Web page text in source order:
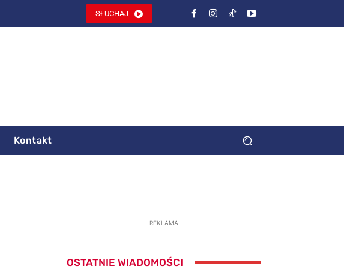
SŁUCHAJ
Kontakt
REKLAMA
OSTATNIE WIADOMOŚCI